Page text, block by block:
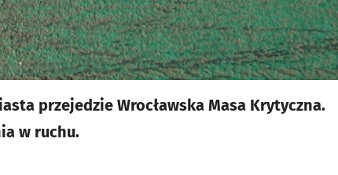
przejedzie Wrocławska Masa Krytyczna.
w ruchu.